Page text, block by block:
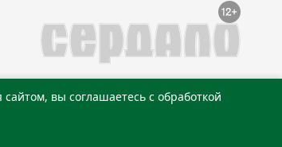
вы соглашаетесь с обработкой